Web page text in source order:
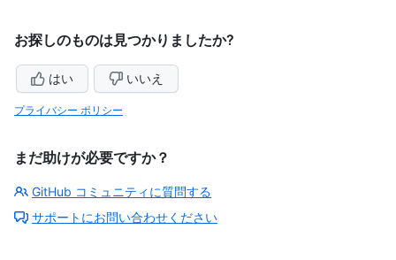
お探しのものは見つかりましたか?
はい いいえ
プライバシー ポリシー
まだ助けが必要ですか？
GitHub コミュニティに質問する
サポートにお問い合わせください